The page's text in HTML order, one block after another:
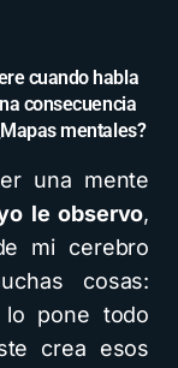
cuando habla
consecuencia
mentales?
una mente
le observo,
mi cerebro
cosas:
pone todo
crea esos